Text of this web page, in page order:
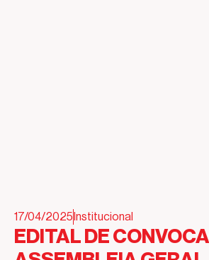
17/04/2025Institucional
EDITAL DE